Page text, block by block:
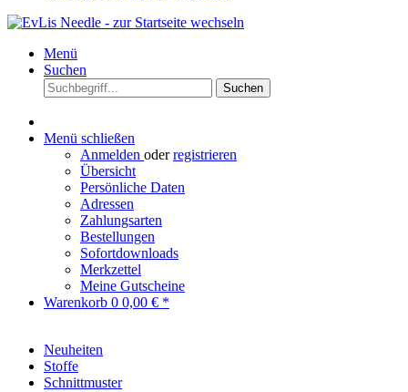
Menü
Suchen
Suchen
Menü schließen
Anmelden oderregistrieren
Übersicht
Persönliche Daten
Adressen
Zahlungsarten
Bestellungen
Sofortdownloads
Merkzettel
Meine Gutscheine
Warenkorb 0 0,00 € *
Neuheiten
Stoffe
Schnittmuster